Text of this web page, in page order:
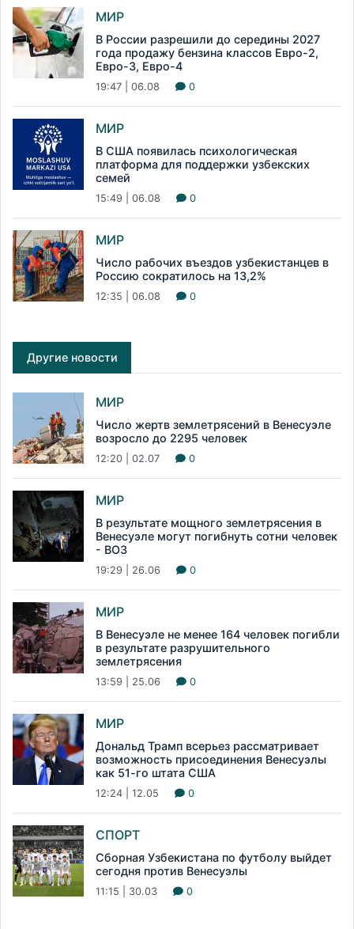
МИР
В России разрешили до середины 2027
года продажу бензина классов Евро-2,
Евро-3, Евро-4
19:47 | 06.08 0
МИР
В США появилась психологическая
платформа для поддержки узбекских
семей
15:49 | 06.08 0
МИР
Число рабочих въездов узбекистанцев в
Россию сократилось на 13,2%
12:35 | 06.08 0
Другие новости
МИР
Число жертв землетрясений в Венесуэле
возросло до 2295 человек
12:20 | 02.07 0
МИР
В результате мощного землетрясения в
Венесуэле могут погибнуть сотни человек
- ВОЗ
19:29 | 26.06 0
МИР
В Венесуэле не менее 164 человек погибли
в результате разрушительного
землетрясения
13:59 | 25.06 0
МИР
Дональд Трамп всерьез рассматривает
возможность присоединения Венесуэлы
как 51-го штата США
12:24 | 12.05 0
СПОРТ
Сборная Узбекистана по футболу выйдет
сегодня против Венесуэлы
11:15 | 30.03 0